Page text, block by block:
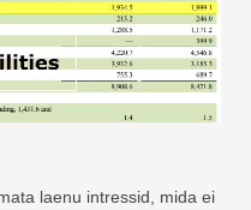
laenu intressid, mida ei